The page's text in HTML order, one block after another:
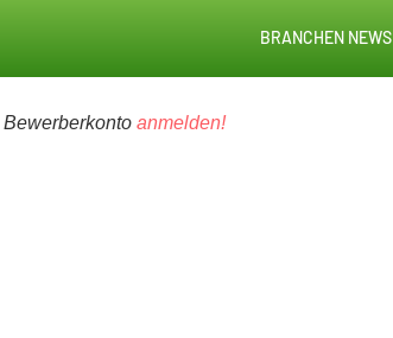
BRANCHEN NEWS
Bewerberkonto anmelden!